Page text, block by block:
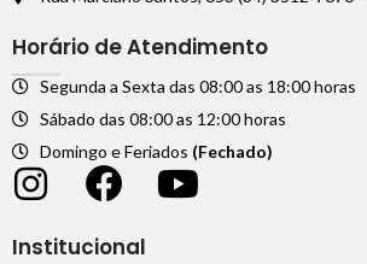
Horário de Atendimento
Segunda a Sexta das 08:00 as 18:00 horas
Sábado das 08:00 as 12:00 horas
Domingo e Feriados (Fechado)
Institucional